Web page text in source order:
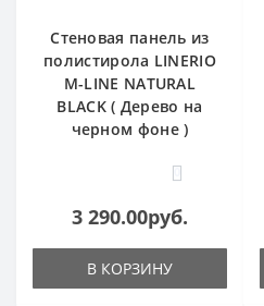
Стеновая панель из
полистирола LINERIO
M-LINE NATURAL
BLACK ( Дерево на
черном фоне )
0
3 290.00руб.
В КОРЗИНУ